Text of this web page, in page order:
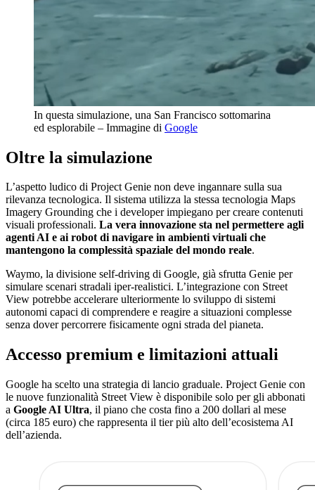
In questa simulazione, una San Francisco sottomarina
ed esplorabile – Immagine di Google
Oltre la simulazione
L’aspetto ludico di Project Genie non deve ingannare sulla sua
rilevanza tecnologica. Il sistema utilizza la stessa tecnologia Maps
Imagery Grounding che i developer impiegano per creare contenuti
visuali professionali. La vera innovazione sta nel permettere agli
agenti AI e ai robot di navigare in ambienti virtuali che
mantengono la complessità spaziale del mondo reale.
Waymo, la divisione self-driving di Google, già sfrutta Genie per
simulare scenari stradali iper-realistici. L’integrazione con Street
View potrebbe accelerare ulteriormente lo sviluppo di sistemi
autonomi capaci di comprendere e reagire a situazioni complesse
senza dover percorrere fisicamente ogni strada del pianeta.
Accesso premium e limitazioni attuali
Google ha scelto una strategia di lancio graduale. Project Genie con
le nuove funzionalità Street View è disponibile solo per gli abbonati
a Google AI Ultra, il piano che costa fino a 200 dollari al mese
(circa 185 euro) che rappresenta il tier più alto dell’ecosistema AI
dell’azienda.